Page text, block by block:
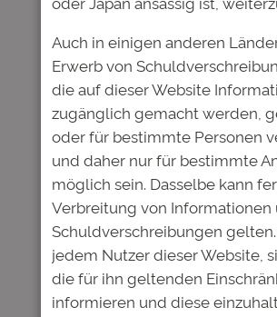
Name*
E-Mail-Adresse*
Website
Name, E-Mail-Adresse
Website in diesem
meinen nächsten
speichern.
Auch in einigen anderen
Erwerb von
die auf dieser Website
zugänglich gemacht werden,
oder für bestimmte Personen
und daher nur für bestimmte
möglich sein. Dasselbe kann
Verbreitung von Informationen
Schuldverschreibungen
jedem Nutzer dieser Website,
die für ihn geltenden
informieren und diese